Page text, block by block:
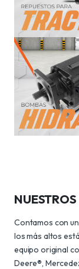
Contamos con
los más altos
equipo original
Deere®,